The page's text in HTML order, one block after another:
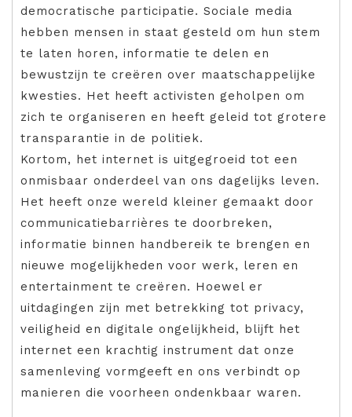
democratische participatie. Sociale media
hebben mensen in staat gesteld om hun stem
te laten horen, informatie te delen en
bewustzijn te creëren over maatschappelijke
kwesties. Het heeft activisten geholpen om
zich te organiseren en heeft geleid tot grotere
transparantie in de politiek.
Kortom, het internet is uitgegroeid tot een
onmisbaar onderdeel van ons dagelijks leven.
Het heeft onze wereld kleiner gemaakt door
communicatiebarrières te doorbreken,
informatie binnen handbereik te brengen en
nieuwe mogelijkheden voor werk, leren en
entertainment te creëren. Hoewel er
uitdagingen zijn met betrekking tot privacy,
veiligheid en digitale ongelijkheid, blijft het
internet een krachtig instrument dat onze
samenleving vormgeeft en ons verbindt op
manieren die voorheen ondenkbaar waren.